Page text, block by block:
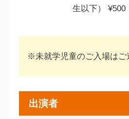
生以下） ¥500
※未就学児童のご入場はご
出演者